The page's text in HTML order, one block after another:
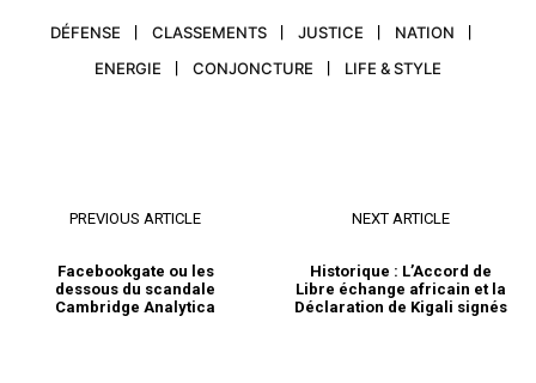
DÉFENSE CLASSEMENTS JUSTICE
NATION
ENERGIE
CONJONCTURE LIFE & STYLE
PREVIOUS ARTICLE
Facebookgate ou les
dessous du scandale
Cambridge Analytica
NEXT ARTICLE
Historique : L’Accord de
Libre échange africain et la
Déclaration de Kigali signés